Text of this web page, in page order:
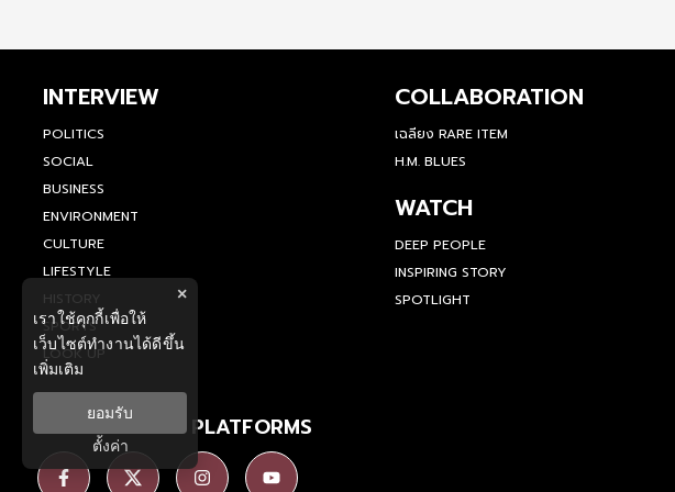
INTERVIEW
POLITICS
SOCIAL
BUSINESS
ENVIRONMENT
CULTURE
LIFESTYLE
HISTORY
SPORTS
LOOK UP
COLLABORATION
เฉลียง RARE ITEM
H.M. BLUES
WATCH
DEEP PEOPLE
INSPIRING STORY
SPOTLIGHT
SOCIAL MEDIA PLATFORMS
×
เราใช้คุกกี้เพื่อให้
เว็บไซต์ทำงานได้ดีขึ้น
เพิ่มเติม
ยอมรับ
ตั้งค่า